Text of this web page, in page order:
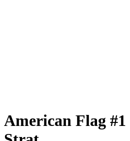
American Flag